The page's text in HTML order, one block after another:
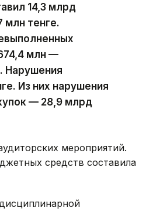
14,3 млрд
млн тенге.
млн —
Нарушения
Из них нарушения
— 28,9 млрд
мероприятий.
средств составила